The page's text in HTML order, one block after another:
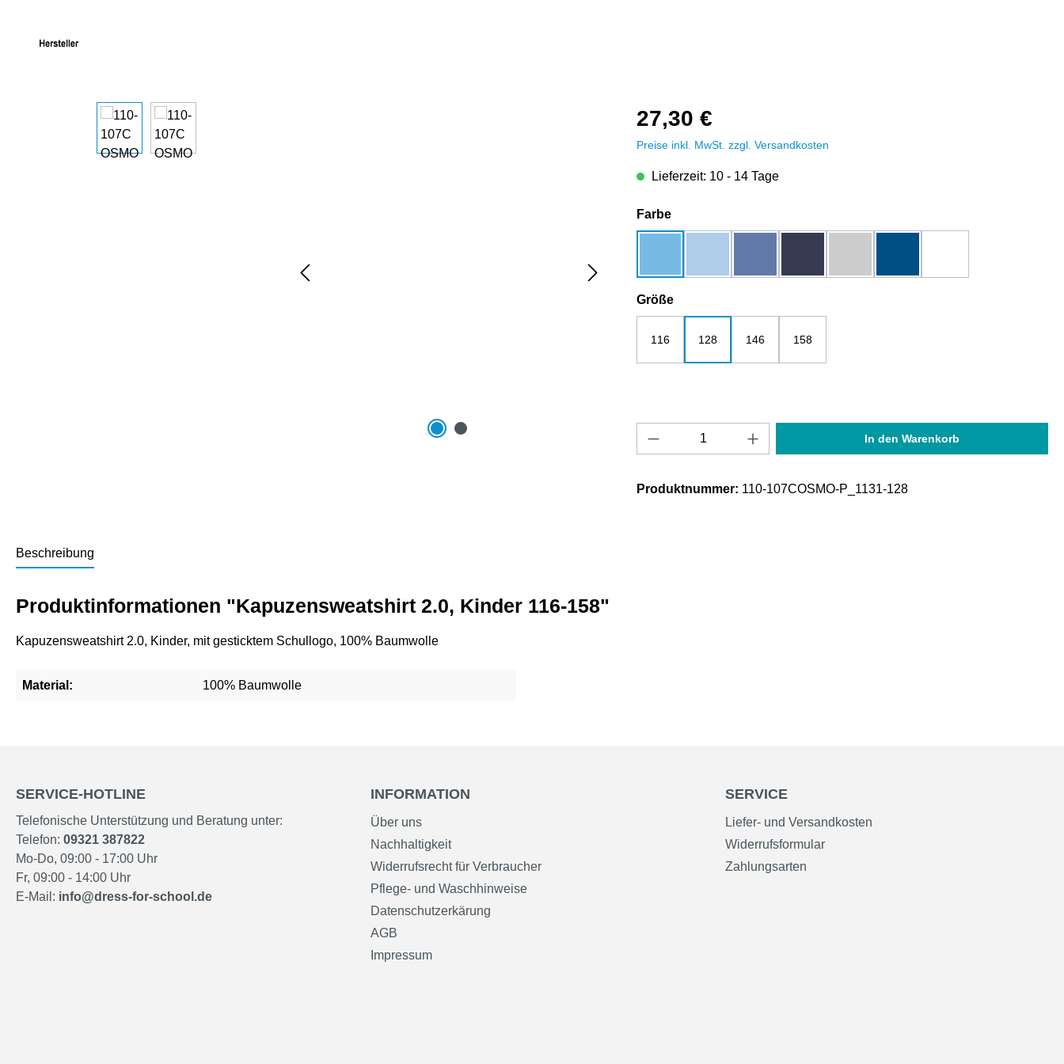
Bildergalerie überspringen 27,30 €
Preise inkl. MwSt. zzgl. Versandkosten
Lieferzeit: 10 - 14 Tage
Farbeauswählen
Größeauswählen
116 128 146 158
Produkt Anzahl: Gib den gewünschten Wert ein
In den Warenkorb
Produktnummer: 110-107COSMO-P_1131-128
Beschreibung
Produktinformationen "Kapuzensweatshirt 2.0, Kinder 116-158"
Kapuzensweatshirt 2.0, Kinder, mit gesticktem Schullogo, 100% Baumwolle
Material: 100% Baumwolle
SERVICE-HOTLINE
Telefonische Unterstützung und Beratung unter:
Telefon: 09321 387822
Mo-Do, 09:00 - 17:00 Uhr
Fr, 09:00 - 14:00 Uhr
E-Mail: info@dress-for-school.de
INFORMATION
Über uns
Nachhaltigkeit
Widerrufsrecht für Verbraucher
Pflege- und Waschhinweise
Datenschutzerkärung
AGB
Impressum
SERVICE
Liefer- und Versandkosten
Widerrufsformular
Zahlungsarten